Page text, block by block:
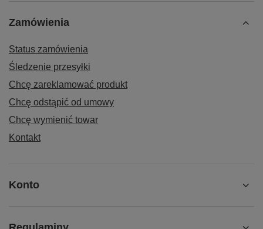
Zamówienia
Status zamówienia
Śledzenie przesyłki
Chcę zareklamować produkt
Chcę odstąpić od umowy
Chcę wymienić towar
Kontakt
Konto